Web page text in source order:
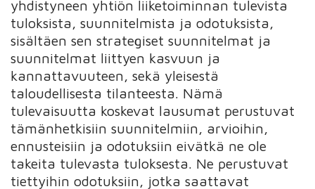
yhdistyneen yhtiön liiketoiminnan tulevista
tuloksista, suunnitelmista ja odotuksista,
sisältäen sen strategiset suunnitelmat ja
suunnitelmat liittyen kasvuun ja
kannattavuuteen, sekä yleisestä
taloudellisesta tilanteesta. Nämä
tulevaisuutta koskevat lausumat perustuvat
tämänhetkisiin suunnitelmiin, arvioihin,
ennusteisiin ja odotuksiin eivätkä ne ole
takeita tulevasta tuloksesta. Ne perustuvat
tiettyihin odotuksiin, jotka saattavat